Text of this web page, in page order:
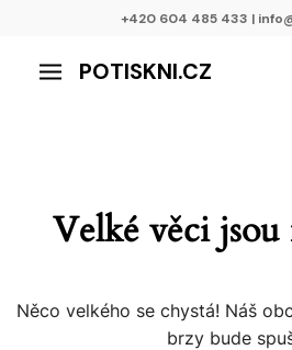
+420 604 485 433 |
POTISKNI.CZ
Velké věci jsou
Něco velkého se chystá! Náš
brzy bude